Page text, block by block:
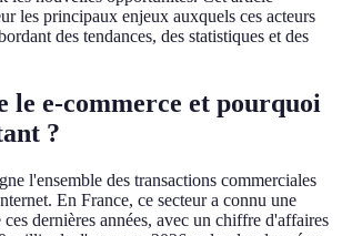
les principaux enjeux auxquels ces acteurs
des tendances, des statistiques et des
le e-commerce et pourquoi
?
l'ensemble des transactions commerciales
En France, ce secteur a connu une
dernières années, avec un chiffre d'affaires